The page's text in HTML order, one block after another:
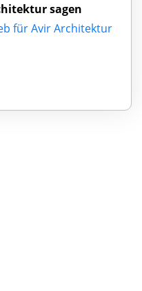
sagen
für Avir Architektur